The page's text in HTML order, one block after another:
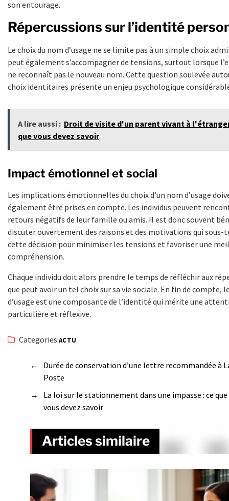
son entourage.
Répercussions sur l’identité
Le choix du nom d’usage ne se limite pas à un simple choix
peut également s’accompagner de tensions, surtout lorsque
ne reconnaît pas le nouveau nom. Cette question soulevée
choix identitaires présente un enjeu psychologique
A lire aussi : Droit de visite d'un parent vivant à
que vous devez savoir
Impact émotionnel et social
Les implications émotionnelles du choix d’un nom d’usage
également être prises en compte. Les individus peuvent
retours négatifs de leur famille ou amis. Il est donc souvent
discuter ouvertement des raisons et des motivations qui sous-
cette décision pour minimiser les tensions et favoriser une
compréhension.
Chaque individu doit alors prendre le temps de réfléchir aux
que peut avoir un tel choix sur sa vie sociale. En fin de compte,
d’usage est une composante de l’identité qui mérite une
particulière et réflexive.
Categories:ACTU
←
Durée de conservation d’une lettre recommandée à
Poste
→
La loi sur le stationnement dans une impasse : ce que
vous devez savoir
Articles similaire